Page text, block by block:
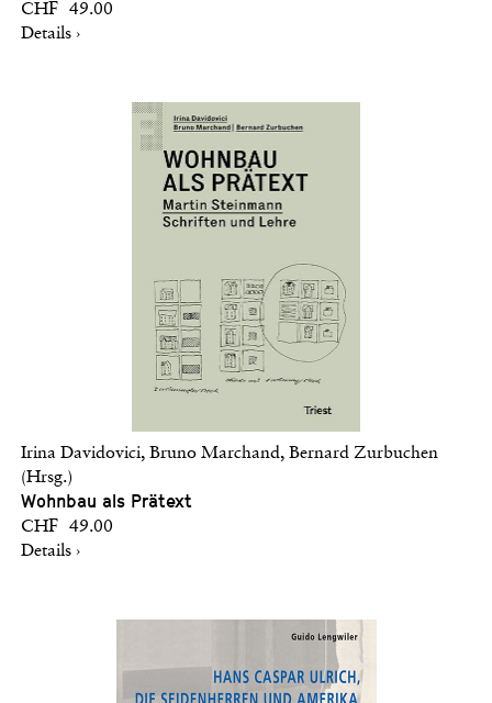
CHF 49.00
Details ›
Irina Davidovici, Bruno Marchand, Bernard Zurbuchen
(Hrsg.)
Wohnbau als Prätext
CHF 49.00
Details ›